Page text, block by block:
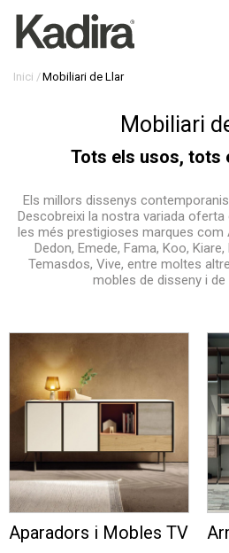
Inici Mobiliari de Llar
Mobiliari
Tots els usos, tots
Els millors dissenys
Descobreixi la nostra variada oferta
les més prestigioses marques com
Dedon, Emede, Fama, Koo,
Temasdos, Vive, entre moltes
mobles de disseny i de
Aparadors i Mobles TV